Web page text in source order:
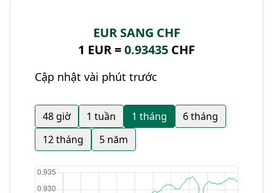
EUR SANG CHF
1 EUR =0.93435 CHF
Cập nhật vài phút trước
48 giờ 1 tuần 1 tháng
6 tháng
12 tháng
5 năm